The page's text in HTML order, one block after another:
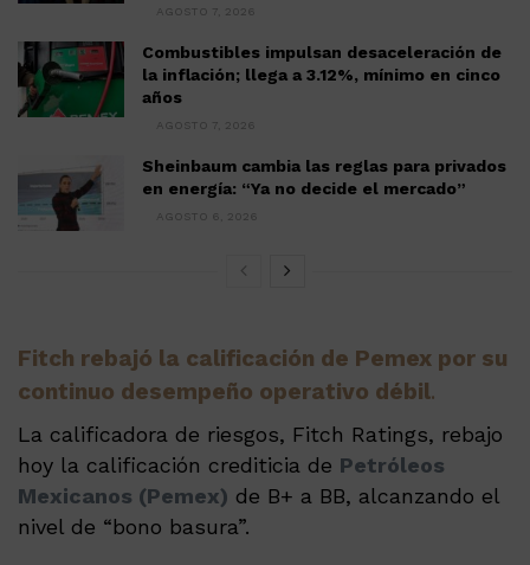
AGOSTO 7, 2026
Combustibles impulsan desaceleración de
la inflación; llega a 3.12%, mínimo en cinco
años
AGOSTO 7, 2026
Sheinbaum cambia las reglas para privados
en energía: “Ya no decide el mercado”
AGOSTO 6, 2026
Fitch rebajó la calificación de Pemex por su
continuo desempeño operativo débil.
La calificadora de riesgos, Fitch Ratings, rebajo
hoy la calificación crediticia de Petróleos
Mexicanos (Pemex) de B+ a BB, alcanzando el
nivel de “bono basura”.